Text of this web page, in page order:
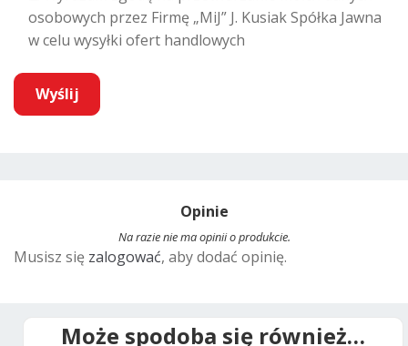
osobowych przez Firmę „MiJ” J. Kusiak Spółka Jawna
w celu wysyłki ofert handlowych
n
Opinie
Na razie nie ma opinii o produkcie.
Musisz się zalogować, aby dodać opinię.
Może spodoba się również…